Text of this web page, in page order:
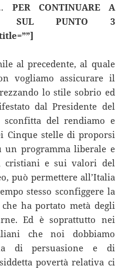
PER CONTINUARE A
SUL PUNTO 3
al precedente, al quale
vogliamo assicurare il
lo stile sobrio ed
dal Presidente del
del rendiamo e
Cinque stelle di proporsi
un programma liberale e
cristiani e sui valori del
può permettere all’Italia
stesso sconfiggere la
ha portato metà degli
Ed è soprattutto nei
che noi dobbiamo
di persuasione e di
povertà relativa ci